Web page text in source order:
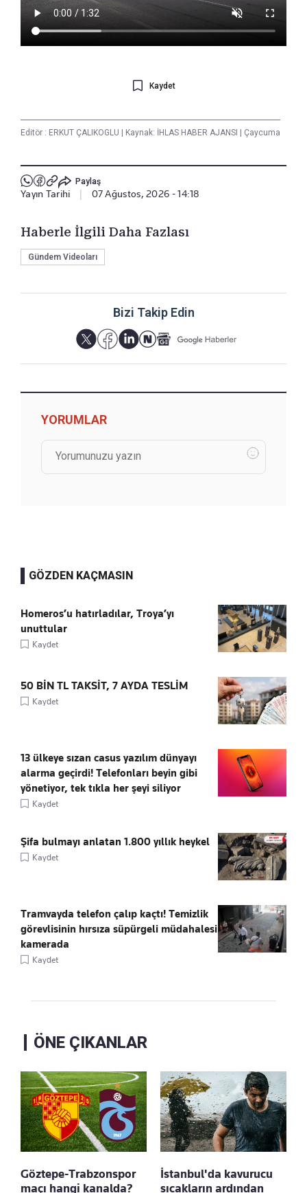
Kaydet
Editör : ERKUT ÇALIKOGLU | Kaynak: İHLAS HABER AJANSI | Çaycuma
Paylaş
Yayın Tarihi 07 Ağustos, 2026 - 14:18
Haberle İlgili Daha Fazlası
Gündem Videoları
Bizi Takip Edin
YORUMLAR
GÖZDEN KAÇMASIN
Homeros’u hatırladılar, Troya’yı
unuttular
Kaydet
50 BİN TL TAKSİT, 7 AYDA TESLİM
Kaydet
13 ülkeye sızan casus yazılım dünyayı
alarma geçirdi! Telefonları beyin gibi
yönetiyor, tek tıkla her şeyi siliyor
Kaydet
Şifa bulmayı anlatan 1.800 yıllık heykel
Kaydet
Tramvayda telefon çalıp kaçtı! Temizlik
görevlisinin hırsıza süpürgeli müdahalesi
kamerada
Kaydet
ÖNE ÇIKANLAR
Göztepe-Trabzonspor
maçı hangi kanalda?
İstanbul'da kavurucu
sıcakların ardından